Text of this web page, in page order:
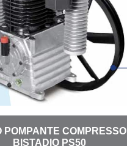
POMPANTE
BISTADIO PS50